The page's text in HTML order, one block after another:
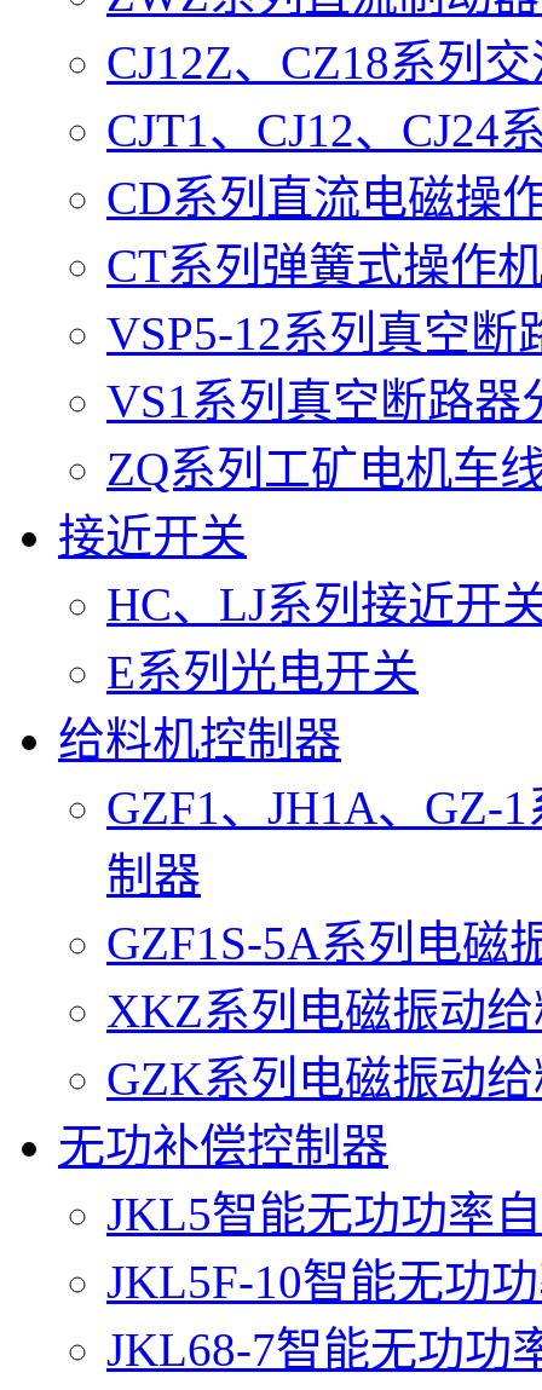
CJ12Z、CZ18系列
CJT1、CJ12、CJ24
CD系列直流电磁操
CT系列弹簧式操作
VSP5-12系列真空断
VS1系列真空断路器
ZQ系列工矿电机车
接近开关
HC、LJ系列接近开
E系列光电开关
给料机控制器
GZF1、JH1A、GZ-
制器
GZF1S-5A系列电磁
XKZ系列电磁振动
GZK系列电磁振动
无功补偿控制器
JKL5智能无功功率
JKL5F-10智能无功
JKL68-7智能无功功